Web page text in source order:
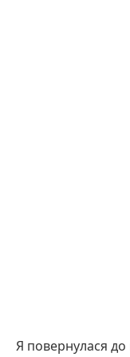
Я повернулася до